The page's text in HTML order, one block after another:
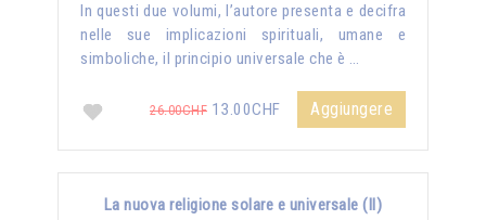
In questi due volumi, l’autore presenta e decifra
nelle sue implicazioni spirituali, umane e
simboliche, il principio universale che è …
26.00CHF 13.00CHF Aggiungere
La nuova religione solare e universale (II)